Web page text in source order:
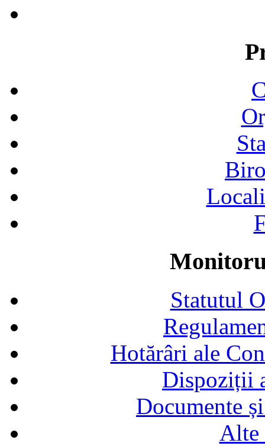
Statutul
Hotărâri ale
Dispoziții
Documente
Alte